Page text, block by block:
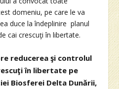
domeniu, pe care le va
duce la îndeplinire planul
cai crescuţi în libertate.
reducerea şi controlul
în libertate pe
Biosferei Delta Dunării,